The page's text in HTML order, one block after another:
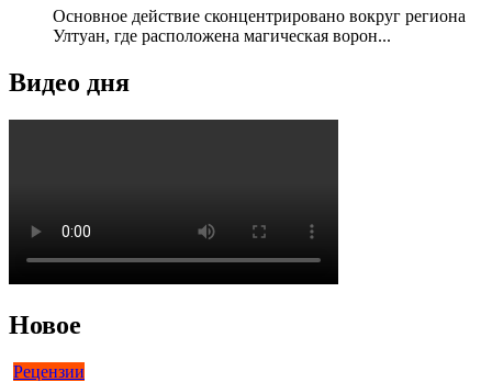
Основное действие сконцентрировано вокруг региона
Ултуан, где расположена магическая ворон...
Видео дня
Новое
Рецензии